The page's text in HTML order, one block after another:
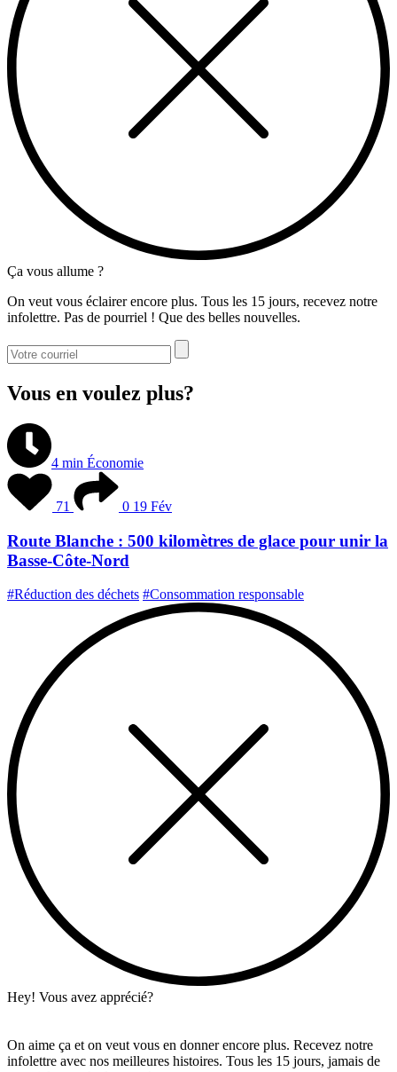
Ça vous allume ?
On veut vous éclairer encore plus. Tous les 15 jours, recevez notre
infolettre. Pas de pourriel ! Que des belles nouvelles.
Vous en voulez plus?
4 min Économie
71 0 19 Fév
Route Blanche : 500 kilomètres de glace pour unir la
Basse-Côte-Nord
#Réduction des déchets #Consommation responsable
Hey! Vous avez apprécié?
On aime ça et on veut vous en donner encore plus. Recevez notre
infolettre avec nos meilleures histoires. Tous les 15 jours, jamais de